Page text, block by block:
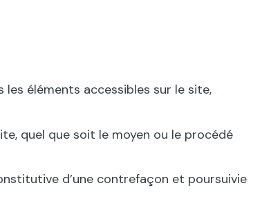
éléments accessibles sur le site,
quel que soit le moyen ou le procédé
d’une contrefaçon et poursuivie